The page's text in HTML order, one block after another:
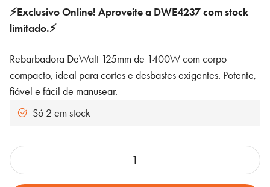
original
era:
atual
é:
⚡Exclusivo Online! Aproveite a DWE4237 com stock
limitado.⚡
Rebarbadora DeWalt 125mm de 1400W com corpo
compacto, ideal para cortes e desbastes exigentes. Potente,
fiável e fácil de manusear.
Só 2 em stock
Quantidade
de